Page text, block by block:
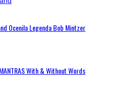
Ocenila Legenda Bob Mintzer
With & Without Words